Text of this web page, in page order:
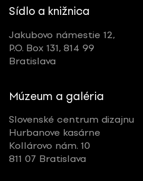
Sídlo a knižnica
Jakubovo námestie 12,
P.O. Box 131, 814 99
Bratislava
Múzeum a galéria
Slovenské centrum dizajnu
Hurbanove kasárne
Kollárovo nám. 10
811 07 Bratislava